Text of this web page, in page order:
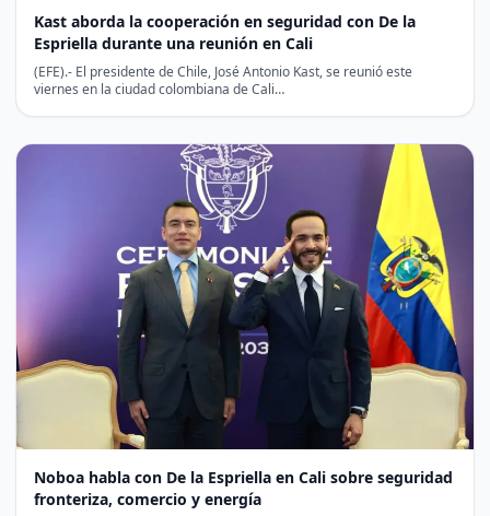
Kast aborda la cooperación en seguridad con De la
Espriella durante una reunión en Cali
(EFE).- El presidente de Chile, José Antonio Kast, se reunió este
viernes en la ciudad colombiana de Cali…
Noboa habla con De la Espriella en Cali sobre seguridad
fronteriza, comercio y energía